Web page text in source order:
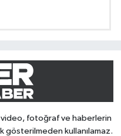
video, fotoğraf ve haberlerin
gösterilmeden kullanılamaz.